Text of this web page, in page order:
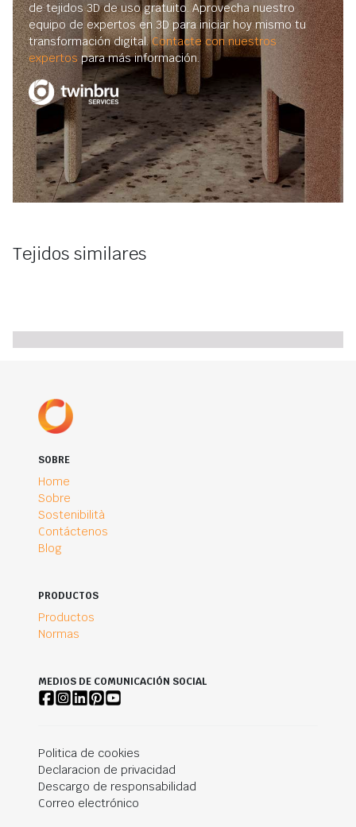
de tejidos 3D de uso gratuito. Aprovecha nuestro
equipo de expertos en 3D para iniciar hoy mismo tu
transformación digital.Contacte con nuestros
expertos para más información.
Tejidos similares
SOBRE
Home
Sobre
Sostenibilità
Contáctenos
Blog
PRODUCTOS
Productos
Normas
MEDIOS DE COMUNICACIÓN SOCIAL
Politica de cookies
Declaracion de privacidad
Descargo de responsabilidad
Correo electrónico